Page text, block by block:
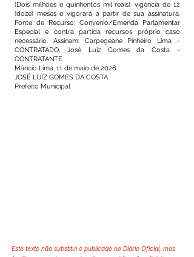
(Dois milhões e quinhentos mil reais). vigência de 12
(doze) meses e vigorará a partir de sua assinatura.
Fonte de Recurso: Convenio/Emenda Parlamentar
Especial e contra partida recursos próprio caso
necessário. Assinam: Carpegeane Pinheiro Lima -
CONTRATADO, José Luiz Gomes da Costa -
CONTRATANTE.
Mâncio Lima, 11 de maio de 2026.
JOSÉ LUIZ GOMES DA COSTA
Prefeito Municipal
Este texto não substitui o publicado no Diário Oficial, mas